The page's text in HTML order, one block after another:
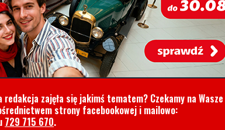
zajęła się jakimś tematem? Czekamy na Wasze
strony facebookowej i mailowo:
729 715 670.